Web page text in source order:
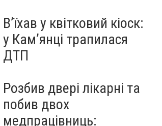
Вʼїхав у квітковий кіоск:
у Камʼянці трапилася
ДТП
Розбив двері лікарні та
побив двох
медпрацівниць: